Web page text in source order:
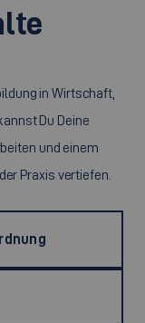
in Wirtschaft,
Du Deine
und einem
Praxis vertiefen.